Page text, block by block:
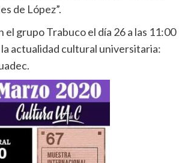
de López”.
grupo Trabuco el día 26 a las 11:00
actualidad cultural universitaria: